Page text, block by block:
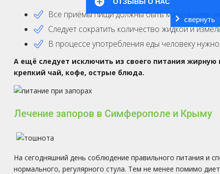
свернуть
Все приёмы пищи должны быть маленькими,
Следует сократить количество жидкой и
В процессе употребления еды человеку
А ещё следует исключить из своего питания
крепкий чай, кофе, острые блюда.
Лечение запоров в Симферополе и Крыму
На сегодняшний день соблюдение правильного питания и
нормального, регулярного стула. Тем не менее помимо